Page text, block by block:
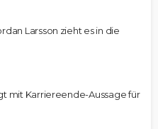
Larsson zieht es in die
mit Karriereende-Aussage für